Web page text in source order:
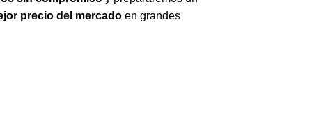
precio del mercado en grandes